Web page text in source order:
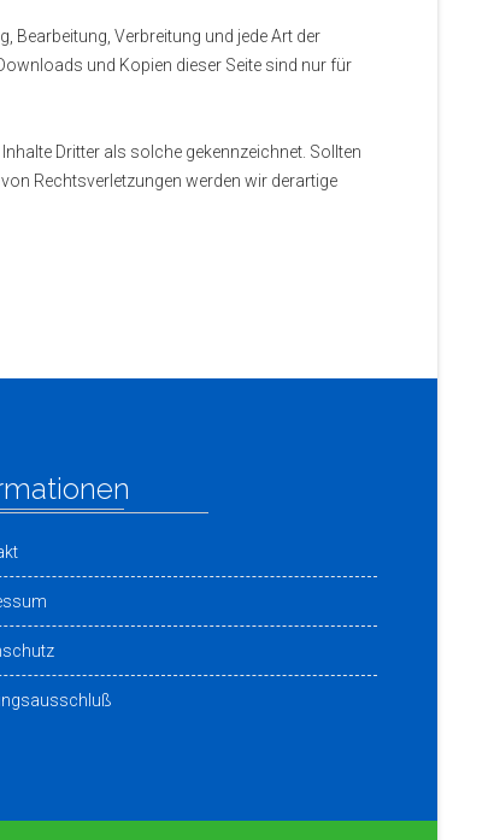
Bearbeitung, Verbreitung und jede Art der
und Kopien dieser Seite sind nur für
Dritter als solche gekennzeichnet. Sollten
Rechtsverletzungen werden wir derartige